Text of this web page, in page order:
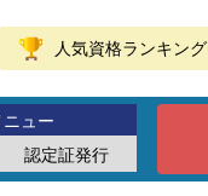
人気資格ランキング
ュー
認定証発行